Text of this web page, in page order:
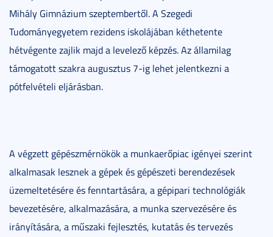
Mihály Gimnázium szeptembertől. A Szegedi
Tudományegyetem rezidens iskolájában kéthetente
hétvégente zajlik majd a levelező képzés. Az államilag
támogatott szakra augusztus 7-ig lehet jelentkezni a
pótfelvételi eljárásban.
A végzett gépészmérnökök a munkaerőpiac igényei szerint
alkalmasak lesznek a gépek és gépészeti berendezések
üzemeltetésére és fenntartására, a gépipari technológiák
bevezetésére, alkalmazására, a munka szervezésére és
irányítására, a műszaki fejlesztés, kutatás és tervezés